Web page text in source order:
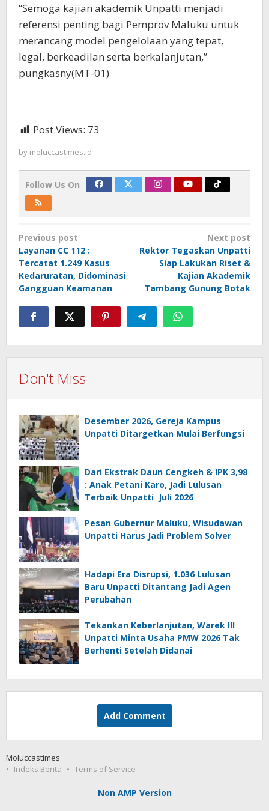
“Semoga kajian akademik Unpatti menjadi
referensi penting bagi Pemprov Maluku untuk
merancang model pengelolaan yang tepat,
legal, berkeadilan serta berkalanjutan,”
pungkasny(MT-01)
Post Views: 73
by moluccastimes.id
Follow Us On
Post
navigation
Previous post
Layanan CC 112 :
Tercatat 1.249 Kasus
Kedaruratan, Didominasi
Gangguan Keamanan
Next post
Rektor Tegaskan Unpatti
Siap Lakukan Riset &
Kajian Akademik
Tambang Gunung Botak
Don't Miss
Desember 2026, Gereja Kampus
Unpatti Ditargetkan Mulai Berfungsi
Dari Ekstrak Daun Cengkeh & IPK 3,98
: Anak Petani Karo, Jadi Lulusan
Terbaik Unpatti Juli 2026
Pesan Gubernur Maluku, Wisudawan
Unpatti Harus Jadi Problem Solver
Hadapi Era Disrupsi, 1.036 Lulusan
Baru Unpatti Ditantang Jadi Agen
Perubahan
Tekankan Keberlanjutan, Warek III
Unpatti Minta Usaha PMW 2026 Tak
Berhenti Setelah Didanai
Add Comment
Moluccastimes
Indeks Berita
Terms of Service
Non AMP Version